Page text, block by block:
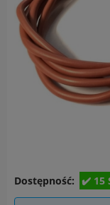
Dostępność: 15